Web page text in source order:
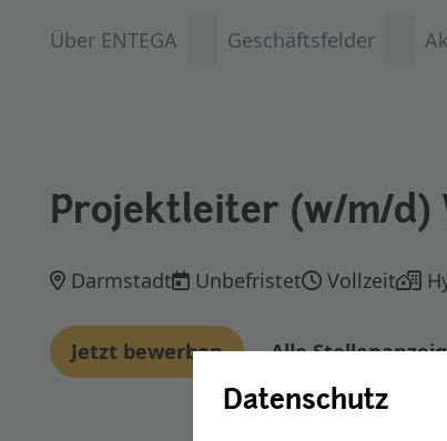
Datenschutz
Über ENTEGA Geschäftsfelder
Projektleiter (w/m/d)
Darmstadt Unbefristet Vollzeit
Jetzt bewerben Alle